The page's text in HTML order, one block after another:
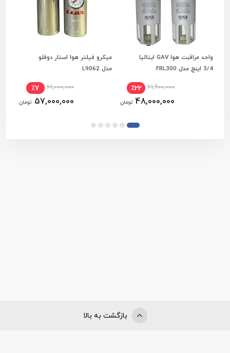
افزودن به سبد خرید
واحد مراقبت هوا GAV ایتالیا
3/4 اینچ مدل FRL300
61,900,000 ٪22
48,000,000 تومان
افزودن به سبد خرید
میکرو فیلتر هوا استار دوقلو
مدل L9062
61,000,000 ٪7
57,000,000 تومان
بازگشت به بالا